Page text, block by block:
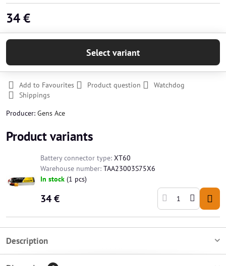
34 €
Select variant
Add to Favourites Product question
Watchdog
Shippings
Producer: Gens Ace
Product variants
Battery connector type: XT60
Warehouse number: TAA23003S75X6
In stock (1 pcs)
34 €
Description